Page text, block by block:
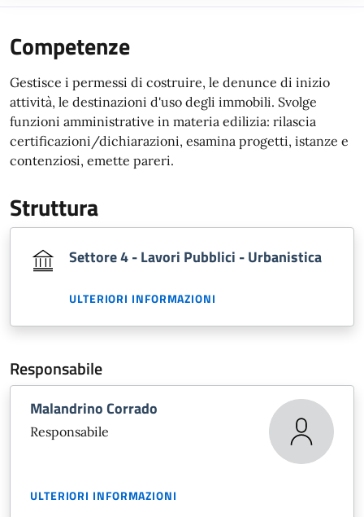
Competenze
Gestisce i permessi di costruire, le denunce di inizio
attività, le destinazioni d'uso degli immobili. Svolge
funzioni amministrative in materia edilizia: rilascia
certificazioni/dichiarazioni, esamina progetti, istanze e
contenziosi, emette pareri.
Struttura
Settore 4 - Lavori Pubblici - Urbanistica
ULTERIORI INFORMAZIONI
Responsabile
Malandrino Corrado
Responsabile
ULTERIORI INFORMAZIONI